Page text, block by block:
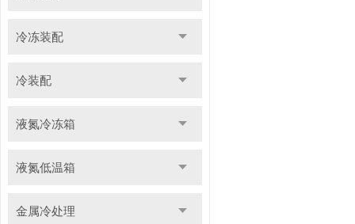
冷冻装配
冷装配
液氮冷冻箱
液氮低温箱
金属冷处理